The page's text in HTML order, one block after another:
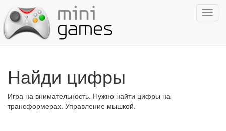
Найди цифры
Игра на внимательность. Нужно найти цифры на
трансформерах. Управление мышкой.